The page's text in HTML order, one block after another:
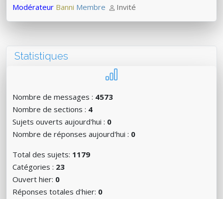
Modérateur Banni Membre Invité
Statistiques
Nombre de messages : 4573
Nombre de sections : 4
Sujets ouverts aujourd'hui : 0
Nombre de réponses aujourd'hui : 0
Total des sujets: 1179
Catégories : 23
Ouvert hier: 0
Réponses totales d'hier: 0